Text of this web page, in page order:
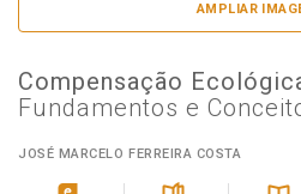
AMPLIAR
Compensação
Fundamentos e
JOSÉ MARCELO FERREIRA COSTA